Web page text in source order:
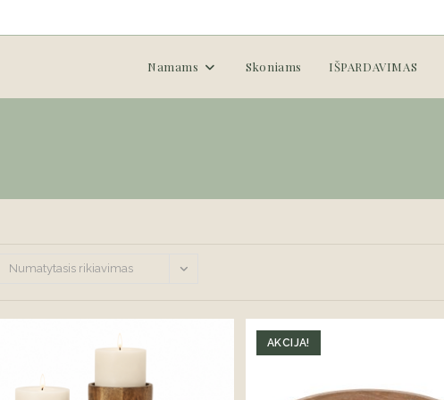
Namams Skoniams IŠPARDAVIMAS
Numatytasis rikiavimas
AKCIJA!